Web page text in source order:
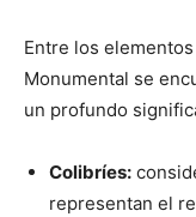
Entre los
Monumental se
un profundo
Colibríes:
representan el